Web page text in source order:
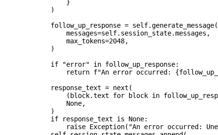
                }
            )
            follow_up_response
= self.generate_message(
                messages
=self.session_state.messages,
                max_tokens
=2048,
            )
            if
"error" in follow_up_response:
                return
f"An error occurred: {
            response_text
= next (
                (block.text
for block in
                None
,
            )
            if
response_text is None:
                raise
Exception( "An error occurred: